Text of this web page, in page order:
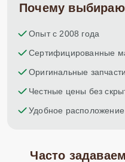
Почему
Опыт с 2008 года
Сертифицированные
Оригинальные
Честные цены без
Удобное
Часто